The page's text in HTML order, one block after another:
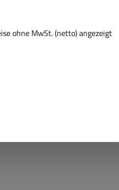
ohne MwSt. (netto) angezeigt